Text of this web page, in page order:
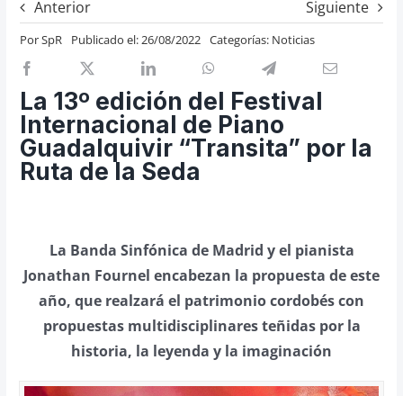
Entrevistas
Recomendación
Cosas de Beckmesser
Nosotros y privacidad
Buscar:
Anterior Siguiente
PorSpR Publicado el: 26/08/2022 Categorías: Noticias
La 13º edición del Festival
Internacional de Piano
Guadalquivir “Transita” por la
Ruta de la Seda
La Banda Sinfónica de Madrid y el pianista
Jonathan Fournel encabezan la propuesta de este
año, que realzará el patrimonio cordobés con
propuestas multidisciplinares teñidas por la
historia, la leyenda y la imaginación